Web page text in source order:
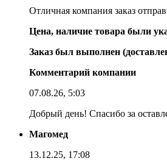
Отличная компания заказ
Цена, наличие товара были
Заказ был выполнен
Комментарий компании
07.08.26, 5:03
Добрый день! Спасибо за
Магомед
13.12.25, 17:08